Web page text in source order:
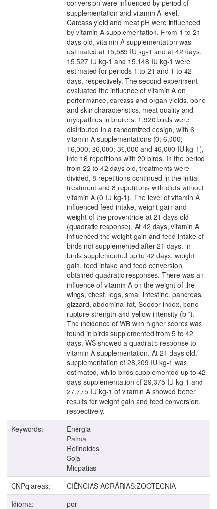
conversion were influenced by period of
supplementation and vitamin A level.
Carcass yield and meat pH were influenced
by vitamin A supplementation. From 1 to 21
days old, vitamin A supplementation was
estimated at 15,585 IU kg-1 and at 42 days,
15,527 IU kg-1 and 15,148 IU kg-1 were
estimated for periods 1 to 21 and 1 to 42
days, respectively. The second experiment
evaluated the influence of vitamin A on
performance, carcass and organ yields, bone
and skin characteristics, meat quality and
myopathies in broilers. 1,920 birds were
distributed in a randomized design, with 6
vitamin A supplementations (0; 6,000;
16,000; 26,000; 36,000 and 46,000 IU kg-1),
into 16 repetitions with 20 birds. In the period
from 22 to 42 days old, treatments were
divided, 8 repetitions continued in the initial
treatment and 8 repetitions with diets without
vitamin A (0 IU kg-1). The level of vitamin A
influenced feed intake, weight gain and
weight of the proventricle at 21 days old
(quadratic response). At 42 days, vitamin A
influenced the weight gain and feed intake of
birds not supplemented after 21 days. In
birds supplemented up to 42 days, weight
gain, feed intake and feed conversion
obtained quadratic responses. There was an
influence of vitamin A on the weight of the
wings, chest, legs, small intestine, pancreas,
gizzard, abdominal fat, Seedor index, bone
rupture strength and yellow intensity (b *).
The incidence of WB with higher scores was
found in birds supplemented from 5 to 42
days. WS showed a quadratic response to
vitamin A supplementation. At 21 days old,
supplementation of 28,209 IU kg-1 was
estimated, while birds supplemented up to 42
days supplementation of 29,375 IU kg-1 and
27,775 IU kg-1 of vitamin A showed better
results for weight gain and feed conversion,
respectively.
Keywords:
Energia
Palma
Retinoides
Soja
Miopatias
CNPq areas:
CIÊNCIAS AGRÁRIAS:ZOOTECNIA
Idioma:
por